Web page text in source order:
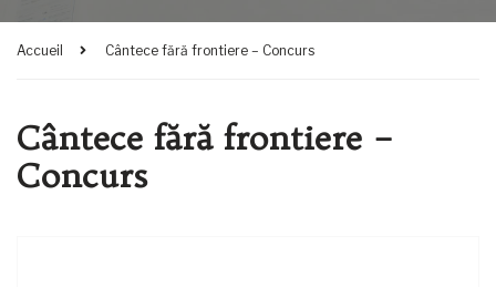
Accueil Cântece fără frontiere – Concurs
Cântece fără frontiere –
Concurs